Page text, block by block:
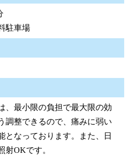
駐車場
、最小限の負担で最大限の効
調整できるので、痛みに弱い
となっております。また、日
射OKです。